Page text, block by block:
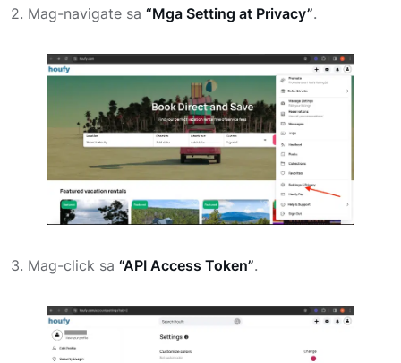
2. Mag-navigate sa “Mga Setting at Privacy”.
3. Mag-click sa “API Access Token”.